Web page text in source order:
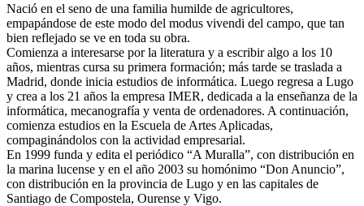
Nació en el seno de una familia humilde de agricultores,
empapándose de este modo del modus vivendi del campo, que tan
bien reflejado se ve en toda su obra.
Comienza a interesarse por la literatura y a escribir algo a los 10
años, mientras cursa su primera formación; más tarde se traslada a
Madrid, donde inicia estudios de informática. Luego regresa a Lugo
y crea a los 21 años la empresa IMER, dedicada a la enseñanza de la
informática, mecanografía y venta de ordenadores. A continuación,
comienza estudios en la Escuela de Artes Aplicadas,
compaginándolos con la actividad empresarial.
En 1999 funda y edita el periódico “A Muralla”, con distribución en
la marina lucense y en el año 2003 su homónimo “Don Anuncio”,
con distribución en la provincia de Lugo y en las capitales de
Santiago de Compostela, Ourense y Vigo.